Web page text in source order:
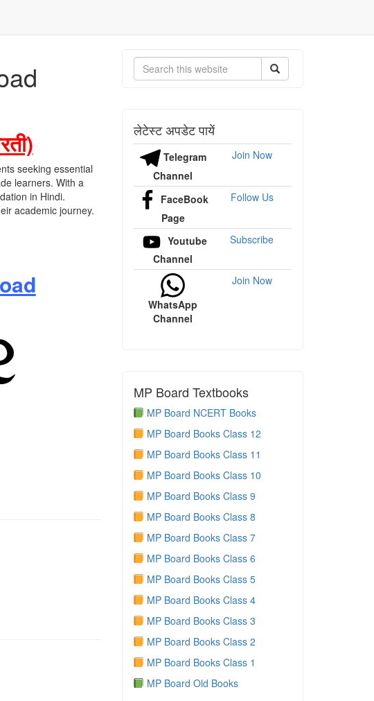
seeking essential
learners. With a
in Hindi.
academic journey.
Search
लेटेस्ट अपडेट पायें
Telegram
Channel
Join Now
FaceBook
Page
Follow Us
Youtube
Channel
Subscribe
WhatsApp
Channel
Join Now
MP Board Textbooks
MP Board NCERT Books
MP Board Books Class 12
MP Board Books Class 11
MP Board Books Class 10
MP Board Books Class 9
MP Board Books Class 8
MP Board Books Class 7
MP Board Books Class 6
MP Board Books Class 5
MP Board Books Class 4
MP Board Books Class 3
MP Board Books Class 2
MP Board Books Class 1
MP Board Old Books